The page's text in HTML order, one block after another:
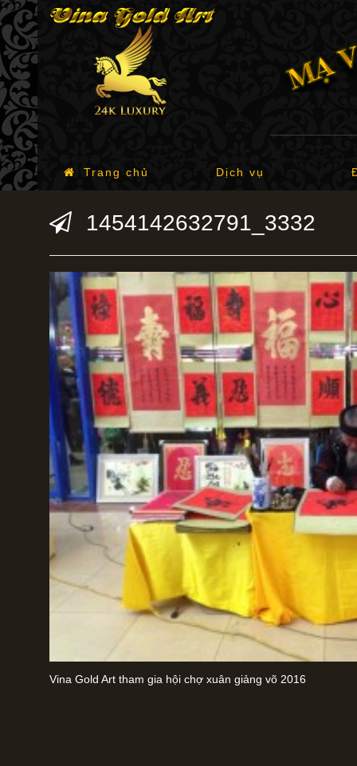
Trang chủ Dịch vụ
1454142632791_3332
Vina Gold Art tham gia hội chợ xuân giảng võ 2016